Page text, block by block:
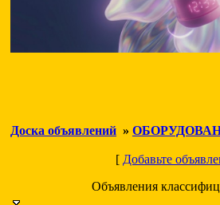
Доска объявлений »
[ Добавьте
Объявления